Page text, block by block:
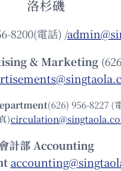
洛杉磯
8200(電話) /
& Marketing
(626) 956-8227 (
)
會計部 Accounting